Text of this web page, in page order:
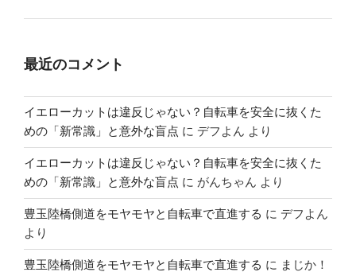
最近のコメント
イエローカットは違反じゃない？自転車を安全に抜くた
めの「新常識」と意外な盲点 に デフよん より
イエローカットは違反じゃない？自転車を安全に抜くた
めの「新常識」と意外な盲点 に がんちゃん より
豊玉陸橋側道をモヤモヤと自転車で直進する に デフよん
より
豊玉陸橋側道をモヤモヤと自転車で直進する に まじか！